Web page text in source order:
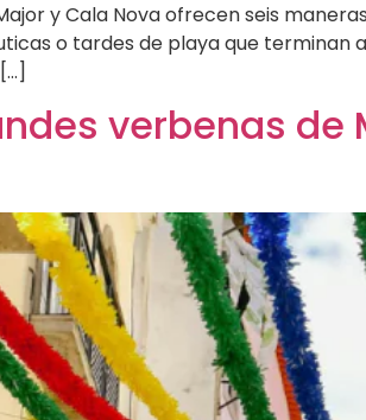
y Cala Nova ofrecen seis
o tardes de playa que terminan
verbenas de